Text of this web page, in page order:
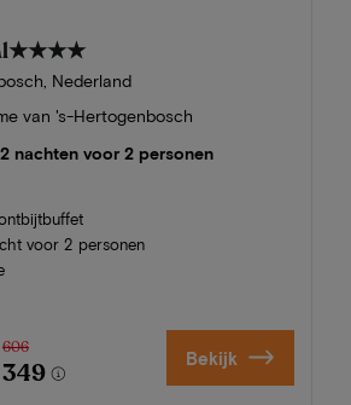
★★★★
Nederland
van 's-Hertogenbosch
2 nachten voor 2 personen
voor 2 personen
606
349 Bekijk